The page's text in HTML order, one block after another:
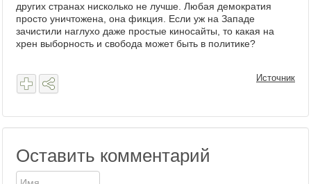
других странах нисколько не лучше. Любая демократия
просто уничтожена, она фикция. Если уж на Западе
зачистили наглухо даже простые киносайты, то какая на
хрен выборность и свобода может быть в политике?
Источник
Оставить комментарий